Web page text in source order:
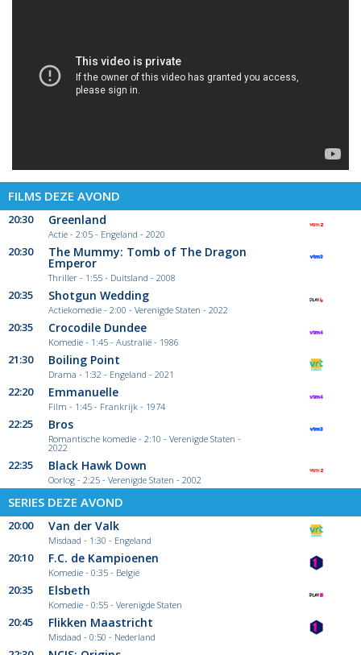
FILMS DEZE AVOND
20:30 Greenland
Actie - 2:05 - Engeland - 2020
20:30 The Mummy: Tomb of The Dragon
Emperor
Thriller - 1:55 - Duitsland - 2008
20:35 Shotgun Wedding
Actiekomedie - 2:00 - Verenigde Staten - 2022
20:35 Crocodile Dundee
Komedie - 1:45 - Australië - 1986
21:30 Boiling Point
Drama - 1:32 - Engeland - 2021
22:20 Emmanuelle
Film - 1:45 - Frankrijk - 1974
22:25 Bros
Romantische komedie - 2:10 - Verenigde Staten -
2022
22:35 Black Hawk Down
Oorlog - 2:25 - Verenigde Staten - 2002
SERIES DEZE AVOND
20:00 Van der Valk
Misdaad - 1:30 - Engeland
20:10 F.C. de Kampioenen
Komedie - 0:35 - België
20:35 Elsbeth
Komedie - 0:55 - Verenigde Staten
20:45 Flikken Maastricht
Misdaad - 0:50 - Nederland